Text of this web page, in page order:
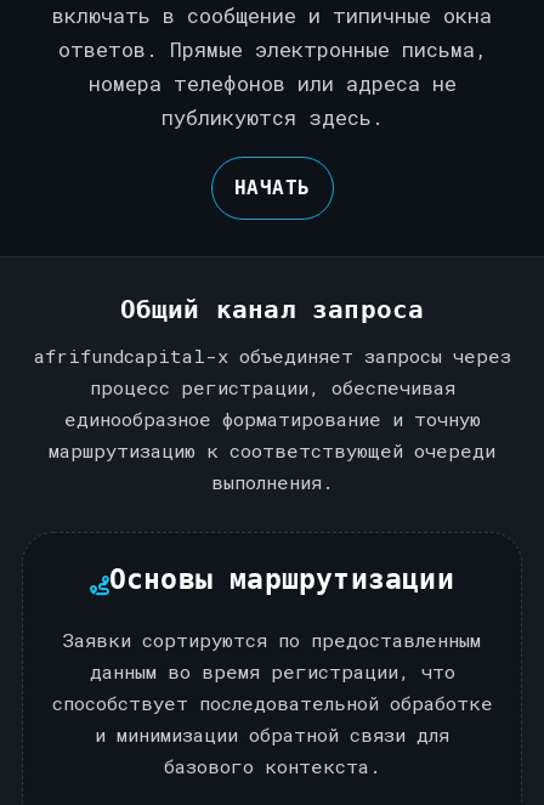
включать в сообщение и типичные окна
ответов. Прямые электронные письма,
номера телефонов или адреса не
публикуются здесь.
НАЧАТЬ
Общий канал запроса
afrifundcapital-x объединяет запросы через
процесс регистрации, обеспечивая
единообразное форматирование и точную
маршрутизацию к соответствующей очереди
выполнения.
Основы маршрутизации
Заявки сортируются по предоставленным
данным во время регистрации, что
способствует последовательной обработке
и минимизации обратной связи для
базового контекста.